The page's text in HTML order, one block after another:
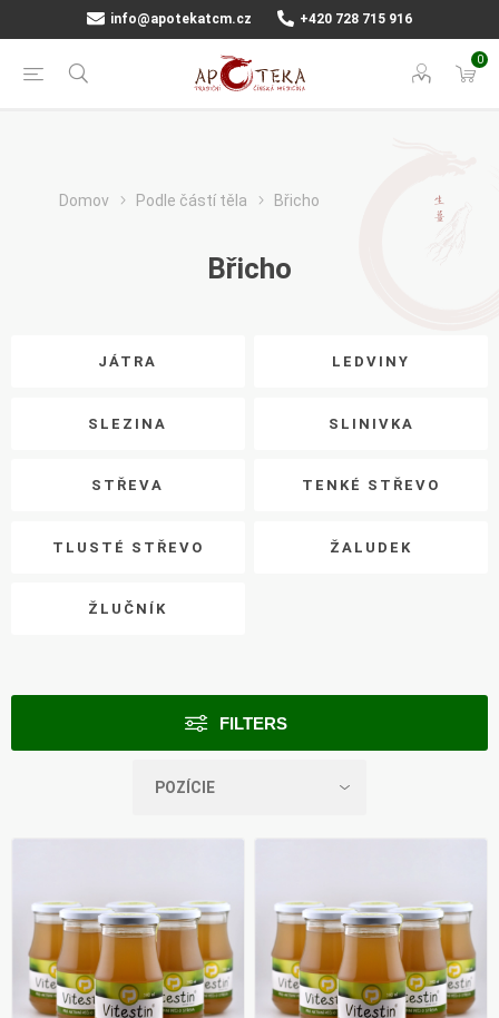
info@apotekatcm.cz +420 728 715 916
0
Domov Podle částí těla Břicho
Břicho
JÁTRA LEDVINY
SLEZINA SLINIVKA
STŘEVA TENKÉ STŘEVO
TLUSTÉ STŘEVO ŽALUDEK
ŽLUČNÍK
FILTERS